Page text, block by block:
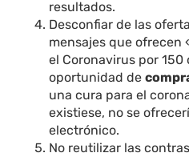
resultados.
Desconfiar de las
mensajes que ofrecen
el Coronavirus por 150
oportunidad de
una cura para el
existiese, no se
electrónico.
No reutilizar las